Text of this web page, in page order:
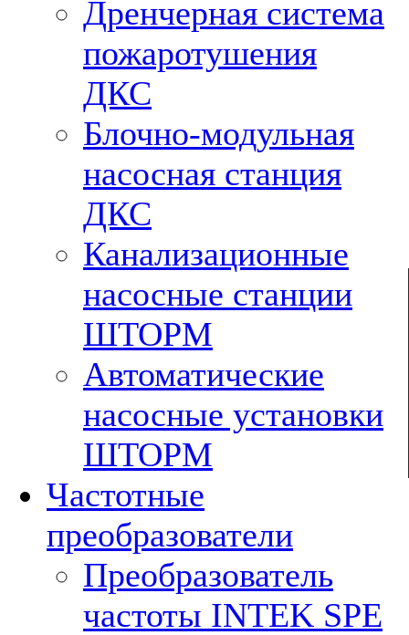
Дренчерная система
пожаротушения
ДКС
Блочно-модульная
насосная станция
ДКС
Канализационные
насосные станции
ШТОРМ
Автоматические
насосные установки
ШТОРМ
Частотные
преобразователи
Преобразователь
частоты INTEK SPE